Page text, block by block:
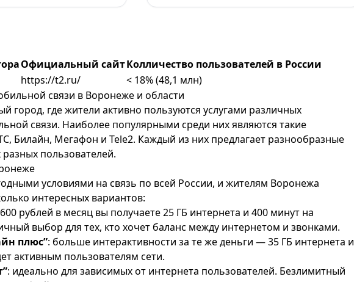
Официальный сайтКолличество пользователей в России
https://t2.ru/
< 18% (48,1 млн)
связи в Воронеже и области
город, где жители активно пользуются услугами различных
связи. Наиболее популярными среди них являются такие
, Билайн, Мегафон и Tele2. Каждый из них предлагает разнообразные
пользователей.
условиями на связь по всей России, и жителям Воронежа
интересных вариантов:
рублей в месяц вы получаете 25 ГБ интернета и 400 минут на
выбор для тех, кто хочет баланс между интернетом и звонками.
плюс”: больше интерактивности за те же деньги — 35 ГБ интернета и
активным пользователям сети.
: идеально для зависимых от интернета пользователей. Безлимитный